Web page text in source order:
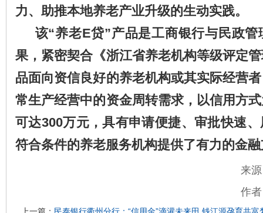
力、助推本地养老产业升级的生动实践。
该“养老E贷”产品是工商银行与民政管
果，紧密契合《浙江省养老机构等级评定
品面向资信良好的养老机构或其实际经营
常生产经营中的资金周转需求，以信用方
可达300万元，具有申请便捷、审批快速
符合条件的养老服务机构提供了有力的金
来
作